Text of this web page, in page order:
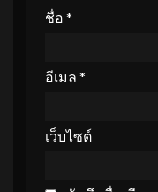
ชื่อ *
อีเมล *
เว็บไซต์